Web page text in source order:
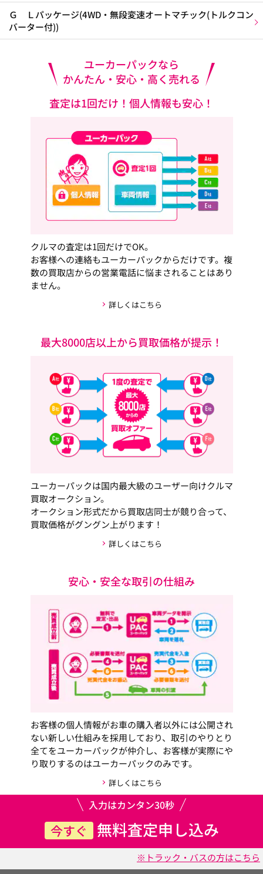
Ｇ Ｌパッケージ(4WD・無段変速オートマチック(トルクコン
バーター付))
ユーカーパックなら
かんたん・安心・高く売れる
査定は1回だけ！個人情報も安心！
クルマの査定は1回だけでOK。
お客様への連絡もユーカーパックからだけです。複
数の買取店からの営業電話に悩まされることはあり
ません。
詳しくはこちら
最大8000店以上から買取価格が提示！
ユーカーパックは国内最大級のユーザー向けクルマ
買取オークション。
オークション形式だから買取店同士が競り合って、
買取価格がグングン上がります！
詳しくはこちら
安心・安全な取引の仕組み
お客様の個人情報がお車の購入者以外には公開され
ない新しい仕組みを採用しており、取引のやりとり
全てをユーカーパックが仲介し、お客様が実際にや
り取りするのはユーカーパックのみです。
詳しくはこちら
入力はカンタン30秒
今すぐ 無料査定申し込み
※トラック・バスの方はこちら